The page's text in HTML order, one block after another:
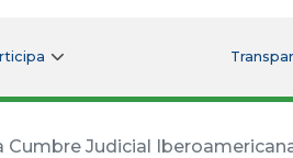
Cumbre Judicial